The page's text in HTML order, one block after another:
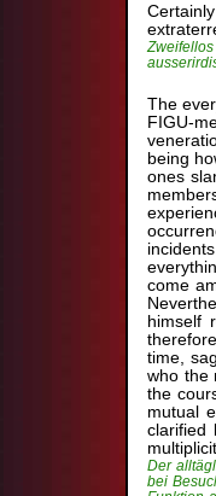
The
FIGU-
being
ones
come
himself
time,
who the
the
mutual
clarified
Der
bei